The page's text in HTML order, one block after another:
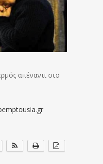
απέναντι στο